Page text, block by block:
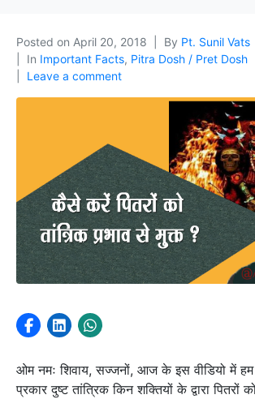
Posted on April 20, 2018 By Pt. Sunil Vats
In Important Facts, Pitra Dosh / Pret Dosh
Leave a comment
ओम नमः शिवाय, सज्जनों, आज के इस वीडियो में
प्रकार दुष्ट तांत्रिक किन शक्तियों के द्वारा पितरों